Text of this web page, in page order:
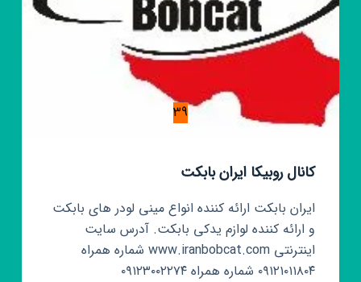
39
کانال روبیکا ایران بابکت
ایران بابکت ارائه کننده انواع مینی لودر های بابکت
و ارائه کننده لوازم یدکی بابکت. آدرس سایت
اینترنتی www.iranbobcat.com شماره همراه
۰۹۱۲۱۰۱۱۸۰۴ شماره همراه ۰۹۱۲۳۰۰۲۲۷۴